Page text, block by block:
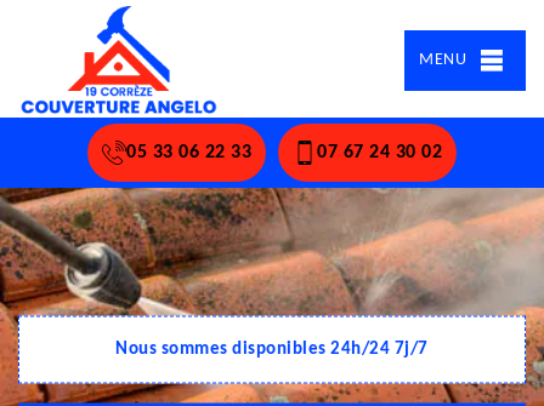
MENU
05 33 06 22 33 07 67 24 30 02
Nous sommes disponibles 24h/24 7j/7